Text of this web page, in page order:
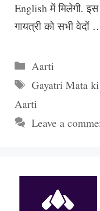
English में मिलेगी.
गायत्री को सभी वेदों
Categories
Aarti
Tags
Gayatri Mata
Aarti
Leave a